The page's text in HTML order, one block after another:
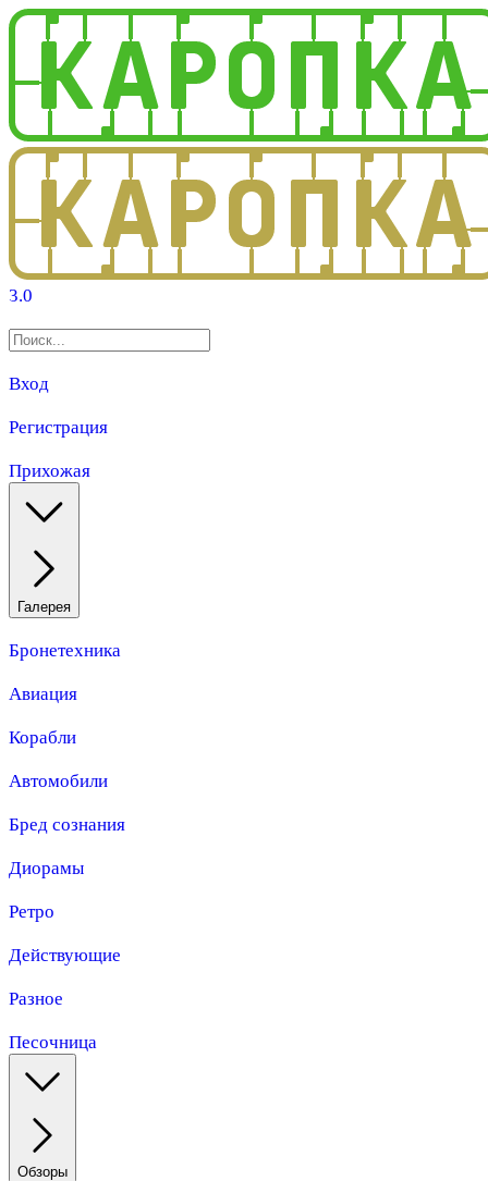
3.0
Вход
Регистрация
Прихожая
Галерея
Бронетехника
Авиация
Корабли
Автомобили
Бред сознания
Диорамы
Ретро
Действующие
Разное
Песочница
Обзоры